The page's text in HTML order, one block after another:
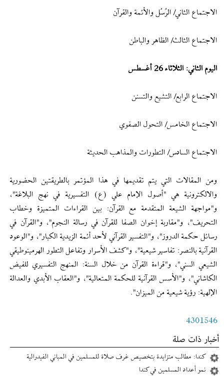
الاجتماع الثاني/ الرُسُل والأئمة والقرآن
الاجتماع الثالث/ الظاهر والباطن
اليوم الثاني: الثلاثاء 26 أغسطس
الاجتماع الرابع/ التشيع والتسنن
الاجتماع الخامس/ التحول الصفوي
الاجتماع السادس/ التطورات والمذاهب الحديثة
ومن المقالات التي يتم تقديمها في هذا المؤتمر بالطريقتين الحضورية
والالكترونية هي "أصول الإمام علي (ع) التفسيرية في نهج البلاغة"،
و"مواجهة الشيعة المتقدمة مع القرآن: بين القراءات المتميزة وخطاب
التحريف"، و"مقاربة إخوان الصفا للقرآن في رسالة النجوم"، و"القرآن في
رسائل حكمة الدروز"، و"التفسير القرآني لأحد أئمة الزيدية الكبار"، و"الوعود
القرآنية بالنصر: تفاسير شيعية"، و"كشف الأسرار وتفاعل التطور الهرمينوطيقي
الشيعي السني"، و"قراءة القرآن من خلال السنة: المنهج التفسيري للفيض
الكاشاني"، و"الأسس القرآنية للحكمة المتعالية"، و"العقاب الأبدي والعدالة
الإلهية: رؤية شيعية من الميزان".
4301546
أخبار ذات صلة
كندا: مطالب متزايدة بتخصيص غرف صلاة للمسلمين في المباني الفيدرالية
نمو أعداد المسلمین في کندا